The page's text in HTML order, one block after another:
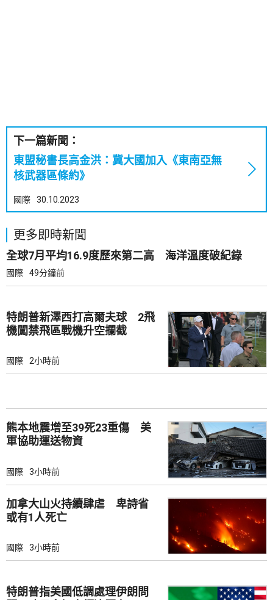
下一篇新聞：
東盟秘書長高金洪：冀大國加入《東南亞無
核武器區條約》
國際 30.10.2023
更多即時新聞
全球7月平均16.9度歷來第二高 海洋溫度破紀錄
國際 49分鐘前
特朗普新澤西打高爾夫球 2飛
機闖禁飛區戰機升空攔截
國際 2小時前
熊本地震增至39死23重傷 美
軍協助運送物資
國際 3小時前
加拿大山火持續肆虐 卑詩省
或有1人死亡
國際 3小時前
特朗普指美國低調處理伊朗問